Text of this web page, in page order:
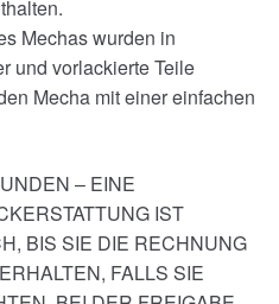
Mechas wurden in
und vorlackierte Teile
Mecha mit einer einfachen
– EINE
IST
BIS SIE DIE RECHNUNG
FALLS SIE